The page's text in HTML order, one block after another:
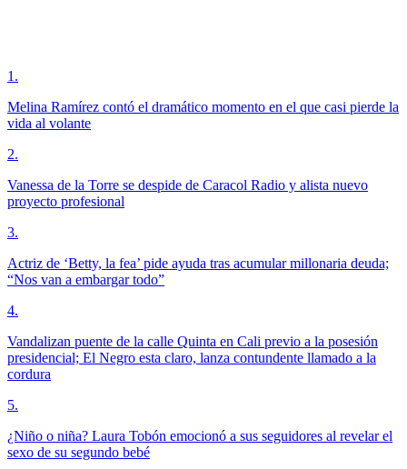
1 .
Melina Ramírez contó el dramático momento en el que casi pierde la
vida al volante
2.
Vanessa de la Torre se despide de Caracol Radio y alista nuevo
proyecto profesional
3.
Actriz de ‘Betty, la fea’ pide ayuda tras acumular millonaria deuda;
“Nos van a embargar todo”
4.
Vandalizan puente de la calle Quinta en Cali previo a la posesión
presidencial; El Negro esta claro, lanza contundente llamado a la
cordura
5.
¿Niño o niña? Laura Tobón emocionó a sus seguidores al revelar el
sexo de su segundo bebé